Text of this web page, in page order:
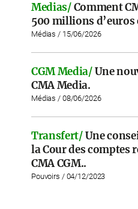
Medias/Comment
500 millions d’euros
Médias / 15/06/2026
CGM Media/Une
CMA Media.
Médias / 08/06/2026
Transfert/Une
la Cour des comptes
CMA CGM..
Pouvoirs / 04/12/2023